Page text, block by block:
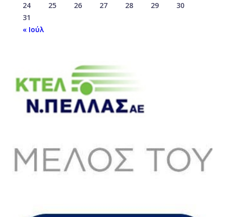
24
25 26 27 28 29
30
31
« Ιούλ